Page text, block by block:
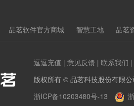
品茗软件官方商城 智慧工地 品茗
逗逗充值 | 意见反馈 | 联系我们 |
版权所有 © 品茗科技股份有限
浙ICP备10203480号-13